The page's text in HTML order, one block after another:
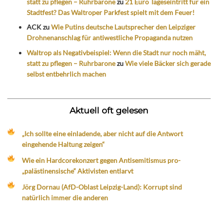
Stadtfest? Das Waltroper Parkfest spielt mit dem Feuer!
ACKzuWie Putins deutsche Lautsprecher den Leipziger
Drohnenanschlag für antiwestliche Propaganda nutzen
Waltrop als Negativbeispiel: Wenn die Stadt nur noch mäht,
statt zu pflegen – RuhrbaronezuWie viele Bäcker sich gerade
selbst entbehrlich machen
Aktuell oft gelesen
„Ich sollte eine einladende, aber nicht auf die Antwort
eingehende Haltung zeigen“
Wie ein Hardcorekonzert gegen Antisemitismus pro-
„palästinensische“ Aktivisten entlarvt
Jörg Dornau (AfD-Oblast Leipzig-Land): Korrupt sind
natürlich immer die anderen